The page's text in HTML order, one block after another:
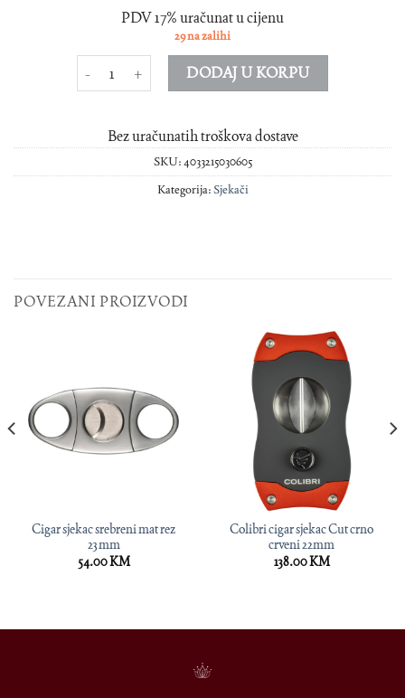
PDV 17% uračunat u cijenu
29 na zalihi
Cigar sjekac hrom 22mm satin gun linije količina
DODAJ U KORPU
Bez uračunatih troškova dostave
SKU:4033215030605
Kategorija:Sjekači
POVEZANI PROIZVODI
Cigar sjekac srebreni mat rez
23mm
54.00KM
Colibri cigar sjekac Cut crno
crveni 22mm
138.00KM